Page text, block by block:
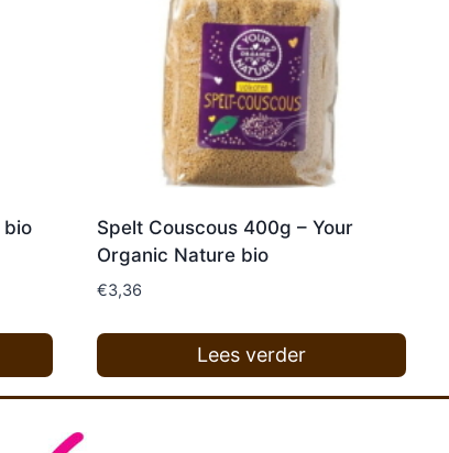
bio
Spelt Couscous 400g – Your
Organic Nature bio
€3,36
Lees verder